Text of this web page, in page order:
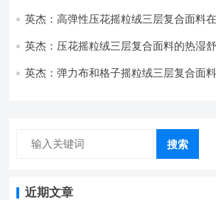
英杰：高弹性压花摇粒绒三层复合面料
英杰：压花摇粒绒三层复合面料的热湿
英杰：弹力布和格子摇粒绒三层复合面
搜索
近期文章